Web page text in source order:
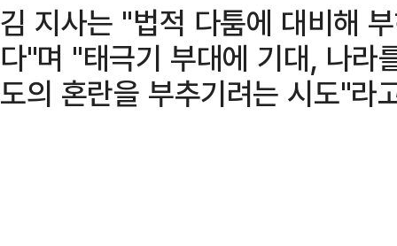
김 지사는 "법적 다툼에 대비해
다"며 "태극기 부대에 기대, 나라
도의 혼란을 부추기려는 시도"라